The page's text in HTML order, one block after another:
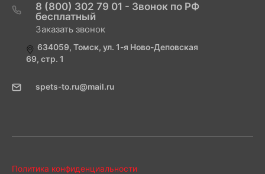
8 (800) 302 79 01 - Звонок по РФ
бесплатный
Заказать звонок
634059, Томск, ул. 1-я Ново-Деповская
69, стр. 1
spets-to.ru@mail.ru
Политика конфиденциальности